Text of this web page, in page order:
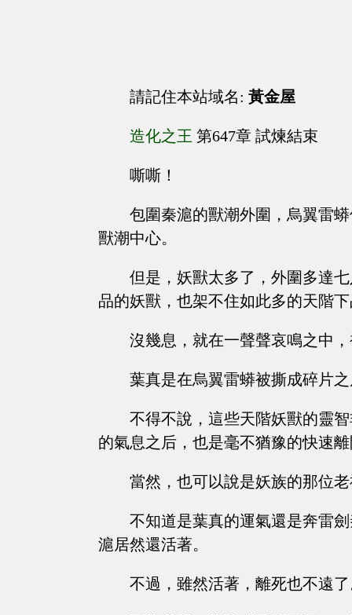
請記住本站域名: 黃金屋
造化之王 第647章 試煉結束
嘶嘶！
包圍秦滬的獸潮外圍，烏翼雷
獸潮中心。
但是，妖獸太多了，外圍多達
品的妖獸，也架不住如此多的天階
沒幾息，就在一聲聲哀鳴之中
葉真是在烏翼雷蟒被撕成碎片
不得不說，這些天階妖獸的靈
的氣息之后，也是毫不猶豫的快速
當然，也可以說是妖族的那位
不知道是葉真的運氣還是奔雷
滬居然還活著。
不過，雖然活著，離死也不遠